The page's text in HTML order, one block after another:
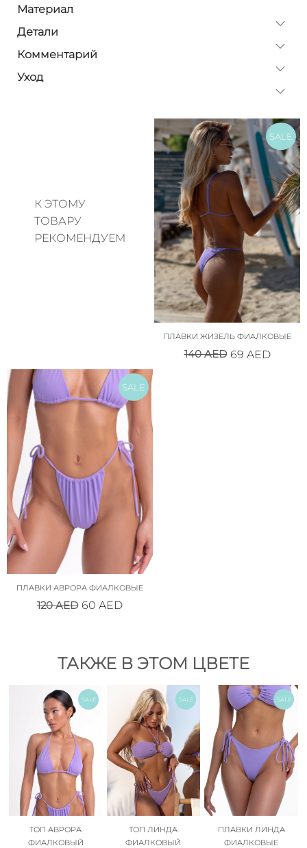
Материал
Детали
Комментарий
Уход
К ЭТОМУ
ТОВАРУ
РЕКОМЕНДУЕМ
SALE
ПЛАВКИ ЖИЗЕЛЬ ФИАЛКОВЫЕ
140AED 69 AED
SALE
ПЛАВКИ АВРОРА ФИАЛКОВЫЕ
120AED 60 AED
ТАКЖЕ В ЭТОМ ЦВЕТЕ
SALE
ТОП АВРОРА
ФИАЛКОВЫЙ
SALE
ТОП ЛИНДА
ФИАЛКОВЫЙ
SALE
ПЛАВКИ ЛИНДА
ФИАЛКОВЫЕ